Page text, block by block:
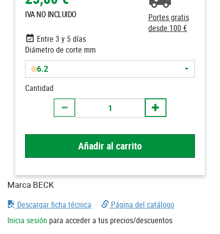
IVA NO INCLUIDO
Portes gratis
desde 100 €
Entre 3 y 5 días
Diámetro de corte mm
6.2
Cantidad
Añadir al carrito
Marca BECK
Descargar ficha técnica
Página del catálogo
Inicia sesión para acceder a tus precios/descuentos